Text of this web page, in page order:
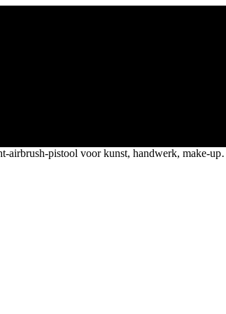
airbrush-pistool voor kunst, handwerk, make-